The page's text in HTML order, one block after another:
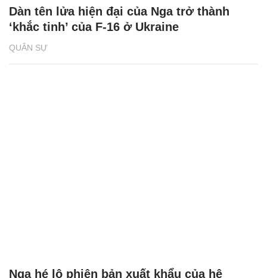
QUÂN SỰ
Dàn tên lửa hiện đại của Nga trở thành
‘khắc tinh’ của F-16 ở Ukraine
Nga hé lộ phiên bản xuất khẩu của hệ